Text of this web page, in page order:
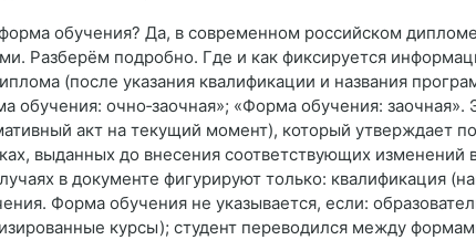
обучения? Да, в современном российском
Разберём подробно. Где и как фиксируется
(после указания квалификации и названия
обучения: очно‑заочная»; «Форма обучения:
акт на текущий момент), который утверждает
выданных до внесения соответствующих
в документе фигурируют только: квалификация
Форма обучения не указывается, если:
курсы); студент переводился между